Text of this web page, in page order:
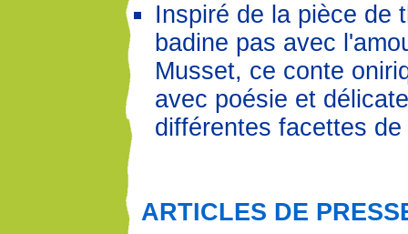
Inspiré de la pièce de
badine pas avec
Musset, ce conte
avec poésie et
différentes facettes de
ARTICLES DE